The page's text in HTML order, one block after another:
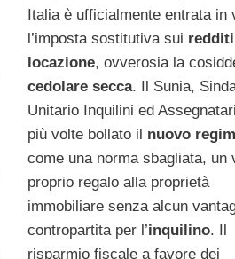
Italia è ufficialmente entrata in
l’imposta sostitutiva sui
locazione, ovverosia la
cedolare secca. Il Sunia,
Unitario Inquilini ed
più volte bollato il nuovo
come una norma sbagliata, un
proprio regalo alla proprietà
immobiliare senza alcun
contropartita per l’inquilino. Il
risparmio fiscale a favore dei